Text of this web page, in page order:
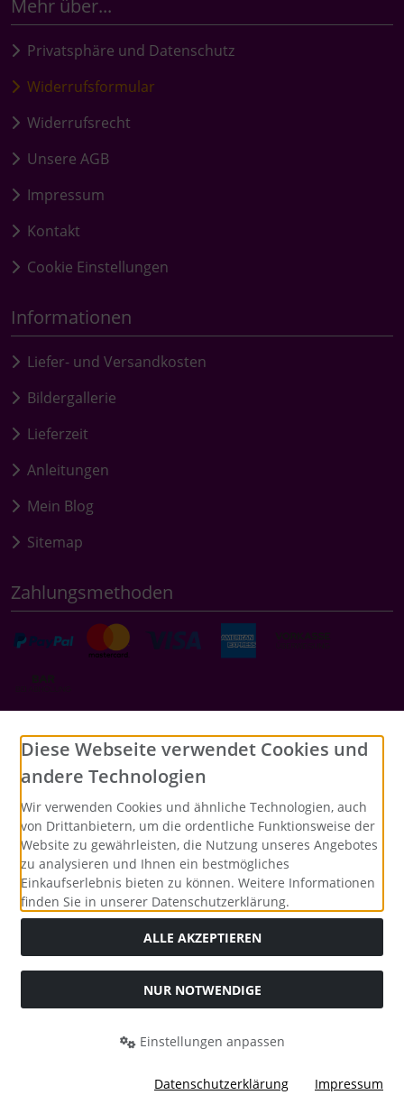
Mehr über...
Privatsphäre und Datenschutz
Widerrufsformular
Widerrufsrecht
Unsere AGB
Impressum
Kontakt
Cookie Einstellungen
Informationen
Liefer- und Versandkosten
Bildergallerie
Lieferzeit
Anleitungen
Mein Blog
Sitemap
Zahlungsmethoden
Social Media
Alle Preise inkl. gesetzl. MwSt. zzgl.Versandkosten
durchgestrichenen Preise entsprechen dem bisherigen Preis
Merrys Bastelstübchen - Der kreative Shop für Bastelfans. ©
Diese Webseite verwendet Cookies und
andere Technologien
Wir verwenden Cookies und ähnliche Technologien, auch
von Drittanbietern, um die ordentliche Funktionsweise der
Website zu gewährleisten, die Nutzung unseres Angebotes
zu analysieren und Ihnen ein bestmögliches
Einkaufserlebnis bieten zu können. Weitere Informationen
finden Sie in unserer Datenschutzerklärung.
ALLE AKZEPTIEREN
NUR NOTWENDIGE
Einstellungen anpassen
Datenschutzerklärung Impressum